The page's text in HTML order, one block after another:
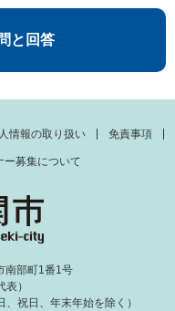
と回答
情報の取り扱い 免責事項
ー募集について
部町1番1号
）
祝日、年末年始を除く）